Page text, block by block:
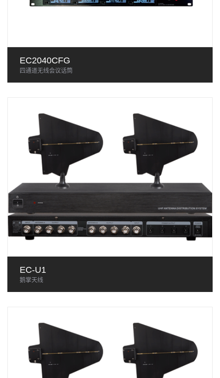
EC2040CFG
四通道无线会议话筒
EC-U1
鹅掌天线